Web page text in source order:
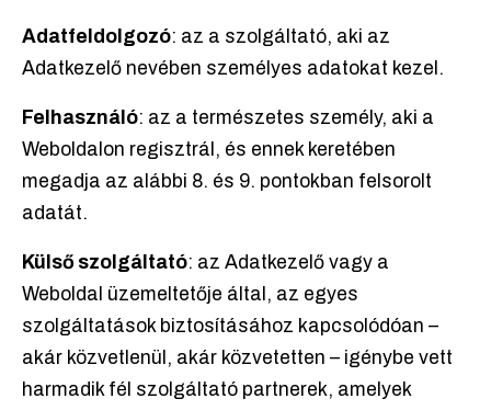
Adatfeldolgozó: az a szolgáltató, aki az
Adatkezelő nevében személyes adatokat kezel.
Felhasználó: az a természetes személy, aki a
Weboldalon regisztrál, és ennek keretében
megadja az alábbi 8. és 9. pontokban felsorolt
adatát.
Külső szolgáltató: az Adatkezelő vagy a
Weboldal üzemeltetője által, az egyes
szolgáltatások biztosításához kapcsolódóan –
akár közvetlenül, akár közvetetten – igénybe vett
harmadik fél szolgáltató partnerek, amelyek